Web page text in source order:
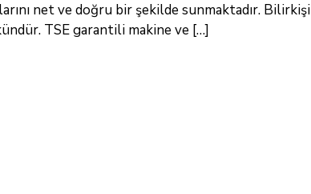
net ve doğru bir şekilde sunmaktadır. Bilirkişi
TSE garantili makine ve […]